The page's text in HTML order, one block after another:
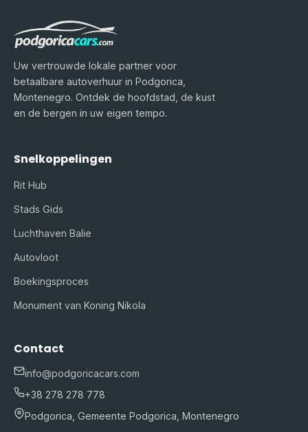
Uw vertrouwde lokale partner voor
betaalbare autoverhuur in Podgorica,
Montenegro. Ontdek de hoofdstad, de kust
en de bergen in uw eigen tempo.
Snelkoppelingen
Rit Hub
Stads Gids
Luchthaven Balie
Autovloot
Boekingsproces
Monument van Koning Nikola
Contact
info@podgoricacars.com
+38 278 278 778
Podgorica, Gemeente Podgorica, Montenegro